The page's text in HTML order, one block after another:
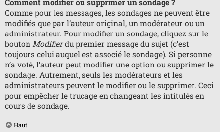
Comment modifier ou supprimer un sondage ?
Comme pour les messages, les sondages ne peuvent être
modifiés que par l’auteur original, un modérateur ou un
administrateur. Pour modifier un sondage, cliquez sur le
bouton Modifierdu premier message du sujet (c’est
toujours celui auquel est associé le sondage). Si personne
n’a voté, l’auteur peut modifier une option ou supprimer le
sondage. Autrement, seuls les modérateurs et les
administrateurs peuvent le modifier ou le supprimer. Ceci
pour empêcher le trucage en changeant les intitulés en
cours de sondage.
Haut